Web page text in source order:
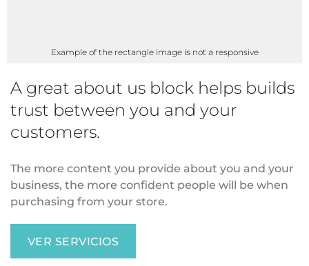
Example of the rectangle image is not a responsive
A great about us block helps builds
trust between you and your
customers.
The more content you provide about you and your
business, the more confident people will be when
purchasing from your store.
VER SERVICIOS